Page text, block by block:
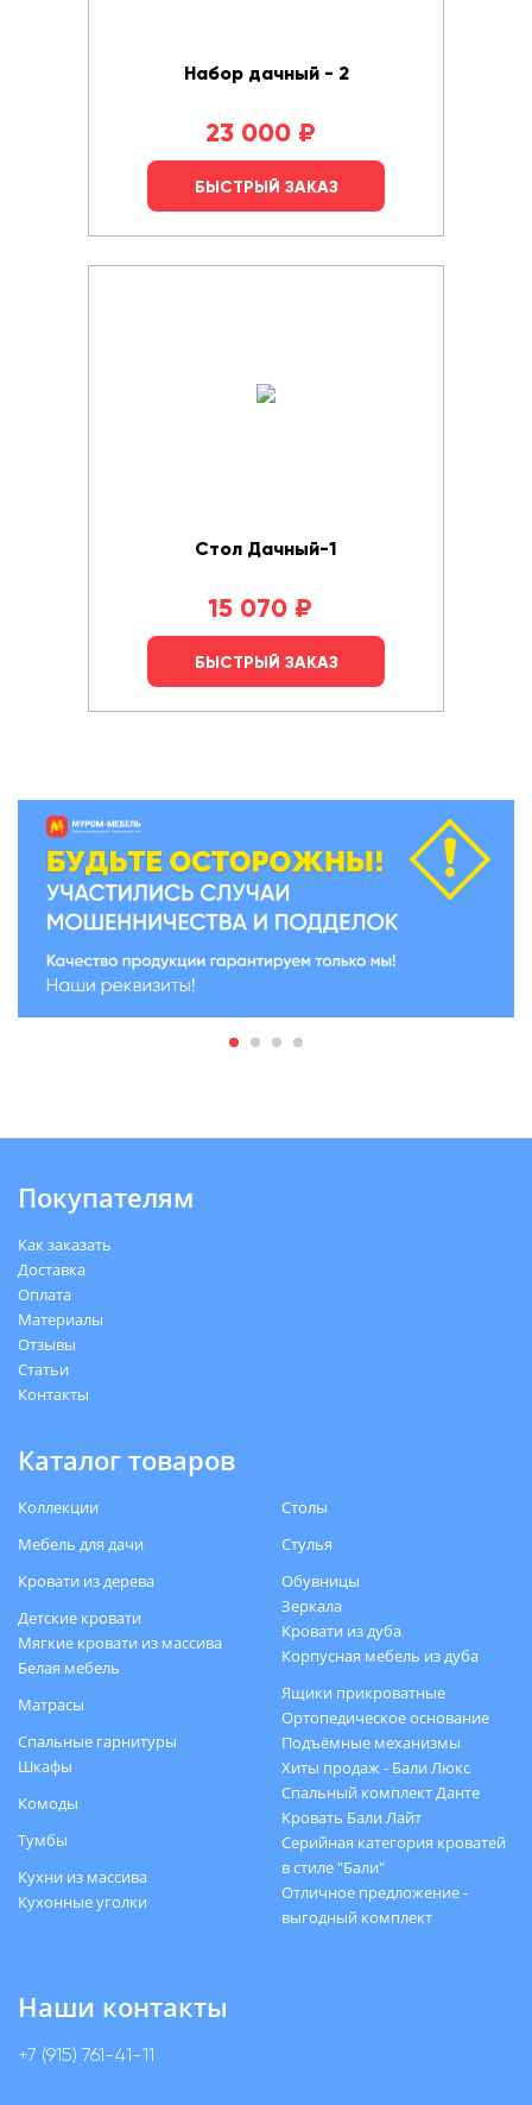
Набор дачный - 2
23 000 ₽
БЫСТРЫЙ ЗАКАЗ
Стол Дачный-1
15 070 ₽
БЫСТРЫЙ ЗАКАЗ
Покупателям
Как заказать
Доставка
Оплата
Материалы
Отзывы
Статьи
Контакты
Каталог товаров
Коллекции
Мебель для дачи
Кровати из дерева
Детские кровати
Мягкие кровати из массива
Белая мебель
Матрасы
Спальные гарнитуры
Шкафы
Комоды
Тумбы
Кухни из массива
Кухонные уголки
Столы
Стулья
Обувницы
Зеркала
Кровати из дуба
Корпусная мебель из дуба
Ящики прикроватные
Ортопедическое основание
Подъёмные механизмы
Хиты продаж - Бали Люкс
Спальный комплект Данте
Кровать Бали Лайт
Серийная категория кроватей
в стиле "Бали"
Отличное предложение -
выгодный комплект
Наши контакты
+7 (915) 761-41-11